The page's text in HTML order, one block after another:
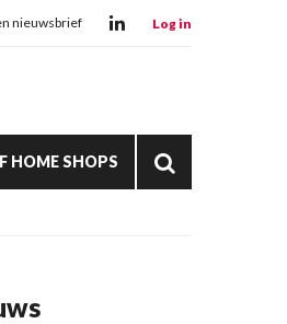
nieuwsbrief Log in
HOME SHOPS